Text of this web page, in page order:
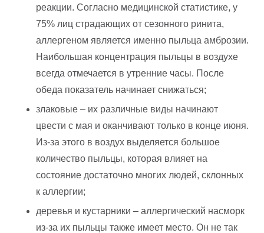
реакции. Согласно медицинской статистике, у
75% лиц страдающих от сезонного ринита,
аллергеном является именно пыльца амброзии.
Наибольшая концентрация пыльцы в воздухе
всегда отмечается в утренние часы. После
обеда показатель начинает снижаться;
злаковые – их различные виды начинают
цвести с мая и оканчивают только в конце июня.
Из-за этого в воздух выделяется большое
количество пыльцы, которая влияет на
состояние достаточно многих людей, склонных
к аллергии;
деревья и кустарники – аллергический насморк
из-за их пыльцы также имеет место. Он не так